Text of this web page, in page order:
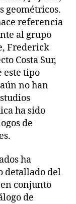
geométricos.
referencia
al grupo
Frederick
Costa Sur,
este tipo
no han
ha sido
de
ha
detallado del
conjunto
de